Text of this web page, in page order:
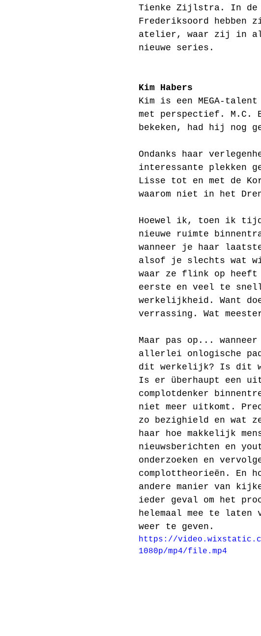
Tienke Zijlstra. In de
Frederiksoord
atelier, waar zij in
nieuwe series.
Kim Habers
Kim is een MEGA-
met perspectief. M.C.
bekeken, had hij nog
Ondanks haar
interessante plekken
Lisse tot en met de
waarom niet in het
Hoewel ik, toen ik
nieuwe ruimte
wanneer je haar
alsof je slechts wat
waar ze flink op heeft
eerste en veel te
werkelijkheid. Want
verrassing. Wat
Maar pas op...
allerlei onlogische
dit werkelijk? Is dit
Is er überhaupt een
complotdenker
niet meer uitkomt.
zo bezighield en wat
haar hoe makkelijk
nieuwsberichten en
onderzoeken en
complottheorieën. En
andere manier van
ieder geval om het
helemaal mee te
weer te geven.
https://
1080p/mp4/file.mp4